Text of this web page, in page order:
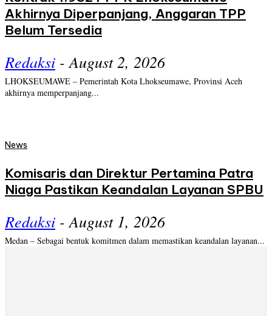
Akhirnya Diperpanjang, Anggaran TPP
Belum Tersedia
Redaksi - August 2, 2026
LHOKSEUMAWE – Pemerintah Kota Lhokseumawe, Provinsi Aceh
akhirnya memperpanjang...
News
Komisaris dan Direktur Pertamina Patra
Niaga Pastikan Keandalan Layanan SPBU
Redaksi - August 1, 2026
Medan – Sebagai bentuk komitmen dalam memastikan keandalan layanan...